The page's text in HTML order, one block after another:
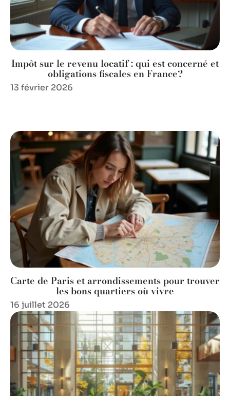
Carte de Paris et arrondissements pour trouver
les bons quartiers où vivre
16 juillet 2026
Impôt sur le revenu locatif : qui est concerné et
obligations fiscales en France?
13 février 2026